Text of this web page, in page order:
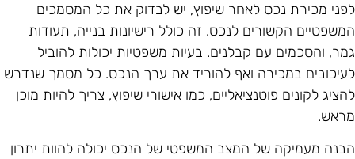
מכירת נכס לאחר שיפוץ, יש לבדוק את כל המסמכים
הקשורים לנכס. זה כולל רישיונות בנייה, תעודות
והסכמים עם קבלנים. בעיות משפטיות יכולות להוביל
במכירה ואף להוריד את ערך הנכס. כל מסמך שנדרש
לקונים פוטנציאליים, כמו אישורי שיפוץ, צריך להיות מוכן
מעמיקה של המצב המשפטי של הנכס יכולה להוות יתרון